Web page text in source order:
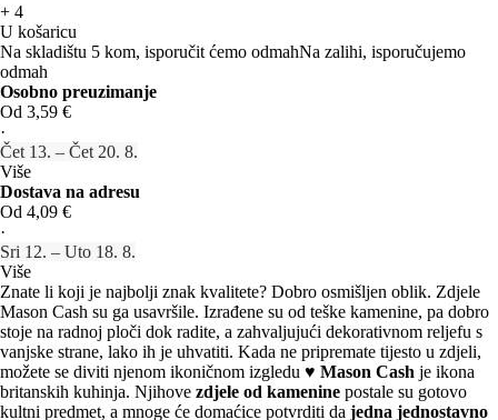
+ 4
U košaricu
Na skladištu 5 kom, isporučit ćemo odmahNa zalihi, isporučujemo
odmah
Osobno preuzimanje
Od 3,59 €
·
Čet 13. – Čet 20. 8.
Više
Dostava na adresu
Od 4,09 €
·
Sri 12. – Uto 18. 8.
Više
Znate li koji je najbolji znak kvalitete? Dobro osmišljen oblik. Zdjele
Mason Cash su ga usavršile. Izrađene su od teške kamenine, pa dobro
stoje na radnoj ploči dok radite, a zahvaljujući dekorativnom reljefu s
vanjske strane, lako ih je uhvatiti. Kada ne pripremate tijesto u zdjeli,
možete se diviti njenom ikoničnom izgledu ♥ Mason Cash je ikona
britanskih kuhinja. Njihove zdjele od kamenine postale su gotovo
kultni predmet, a mnoge će domaćice potvrditi da jedna jednostavno